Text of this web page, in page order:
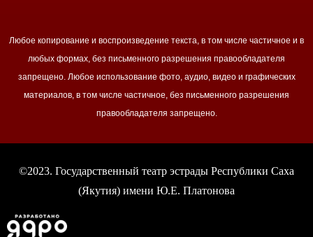
Любое копирование и воспроизведение текста, в том числе частичное и в
любых формах, без письменного разрешения правообладателя
запрещено. Любое использование фото, аудио, видео и графических
материалов, в том числе частичное, без письменного разрешения
правообладателя запрещено.
©2023. Государственный театр эстрады Республики Саха
(Якутия) имени Ю.Е. Платонова